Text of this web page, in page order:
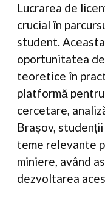
Lucrarea de
crucial în
student.
oportunitatea
teoretice în
platformă
cercetare,
Brașov,
teme relevante
miniere, având
dezvoltarea